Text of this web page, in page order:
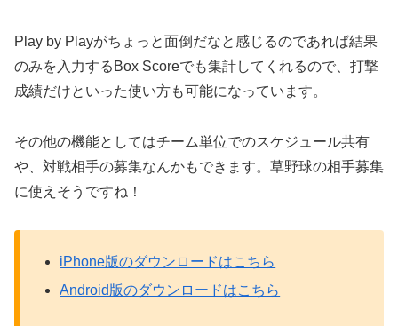
Play by Playがちょっと面倒だなと感じるのであれば結果
のみを入力するBox Scoreでも集計してくれるので、打撃
成績だけといった使い方も可能になっています。
その他の機能としてはチーム単位でのスケジュール共有
や、対戦相手の募集なんかもできます。草野球の相手募集
に使えそうですね！
iPhone版のダウンロードはこちら
Android版のダウンロードはこちら